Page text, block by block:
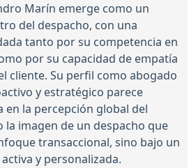
Marín emerge como un
del despacho, con una
tanto por su competencia en
por su capacidad de empatía
cliente. Su perfil como abogado
y estratégico parece
en la percepción global del
imagen de un despacho que
transaccional, sino bajo un
y personalizada.